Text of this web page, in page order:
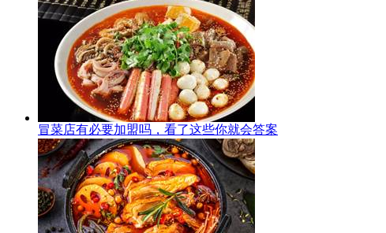
冒菜店有必要加盟吗，看了这些你就会答案